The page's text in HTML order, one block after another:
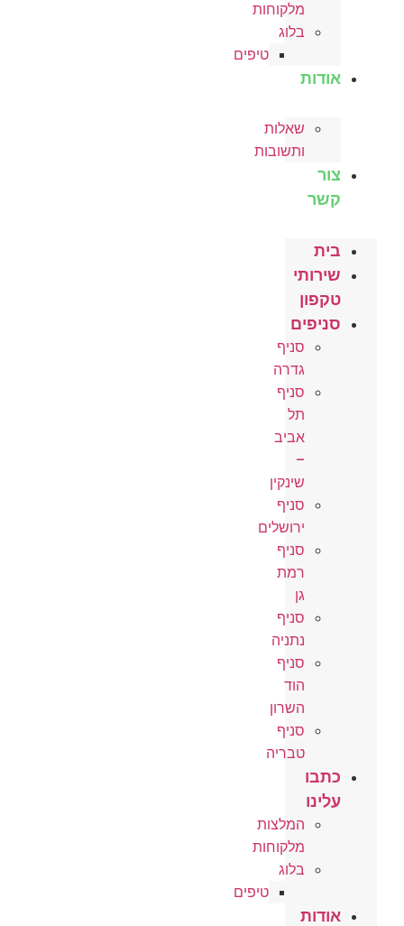
מלקוחות
בלוג
טיפים
אודות
שאלות
ותשובות
צור
קשר
בית
שירותי
טקפון
סניפים
סניף
גדרה
סניף
תל
אביב
–
שינקין
סניף
ירושלים
סניף
רמת
גן
סניף
נתניה
סניף
הוד
השרון
סניף
טבריה
כתבו
עלינו
המלצות
מלקוחות
בלוג
טיפים
אודות